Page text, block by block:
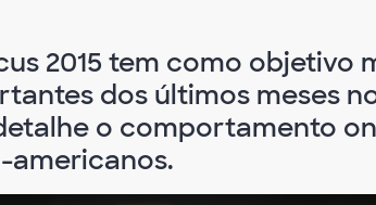
2015 tem como objetivo
dos últimos meses
o comportamento
americanos.